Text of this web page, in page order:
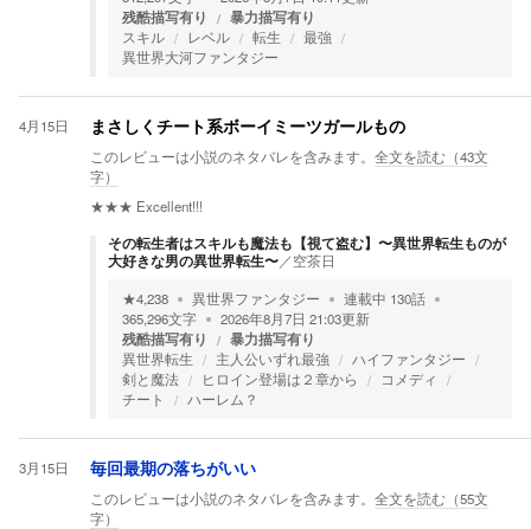
残酷描写有り 暴力描写有り
スキル レベル 転生
最強
異世界大河ファンタジー
4月15日 まさしくチート系ボーイミーツガールもの
このレビューは小説のネタバレを含みます。 全文を読む（43文
字）
★★★ Excellent!!!
その転生者はスキルも魔法も【視て盗む】〜異世界転生ものが
大好きな男の異世界転生〜／空茶日
★4,238 異世界ファンタジー 連載中 130話
365,296文字 2026年8月7日 21:03更新
残酷描写有り 暴力描写有り
異世界転生 主人公いずれ最強
ハイファンタジー
剣と魔法
ヒロイン登場は２章から
コメディ
チート
ハーレム？
3月15日 毎回最期の落ちがいい
このレビューは小説のネタバレを含みます。 全文を読む（55文
字）